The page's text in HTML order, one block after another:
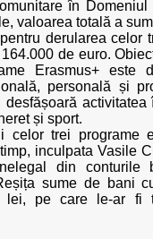
în
valoarea totală a
derularea celor
de euro.
Erasmus+ este
personală și
desfășoară activitatea
și sport.
celor trei programe
inculpata Vasile
din conturile
sume de bani
pe care le-ar fi